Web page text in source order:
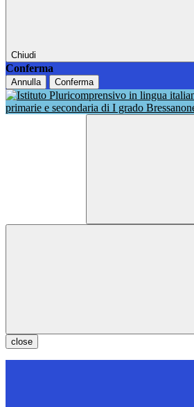
Chiudi
Conferma
Annulla Conferma
close